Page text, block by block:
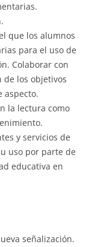
que los alumnos
para el uso de
Colaborar con
de los objetivos
aspecto.
la lectura como
y servicios de
uso por parte de
educativa en
señalización.